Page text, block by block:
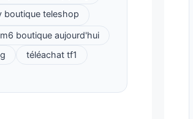
boutique teleshop
m6 boutique aujourd'hui
téléachat tf1